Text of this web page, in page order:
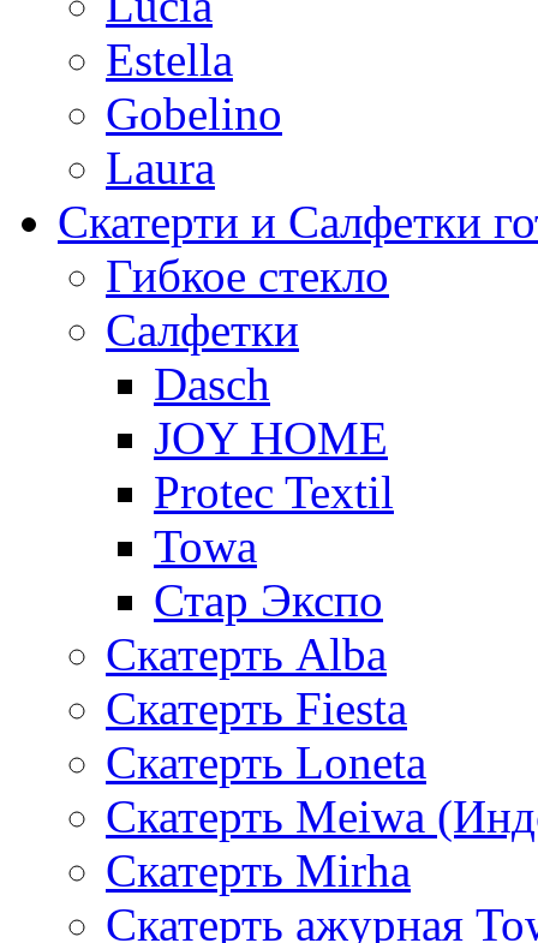
Estella
Gobelino
Laura
Скатерти и Салфетки
Гибкое стекло
Салфетки
Dasch
JOY HOME
Protec Textil
Towa
Стар Экспо
Скатерть Alba
Скатерть Fiesta
Скатерть Loneta
Скатерть Meiwa
Скатерть Mirha
Скатерть ажурная